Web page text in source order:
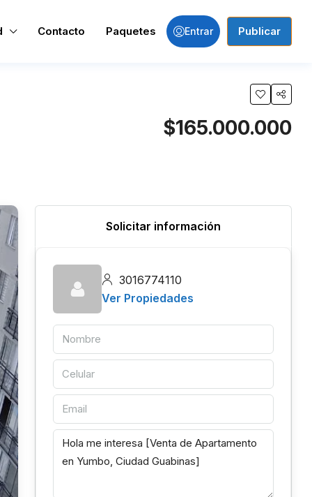
Contacto Paquetes Entrar Publicar
$165.000.000
Solicitar información
3016774110
Ver Propiedades